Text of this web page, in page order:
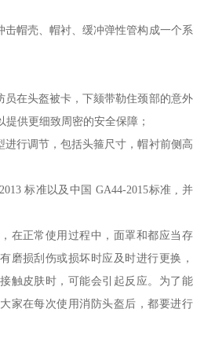
击帽壳、帽衬、缓冲弹性管构成一个系
员在头盔被卡，下颏带勒住颈部的意外
供更细致周密的安全保障；
进行调节，包括头箍尺寸，帽衬前侧高
标准以及中国 GA44-2015标准 , 并
在正常使用过程中，面罩和都应当存
磨损刮伤或损坏时应及时进行更换，
触皮肤时，可能会引起反应。为了能
家在每次使用消防头盔后，都要进行